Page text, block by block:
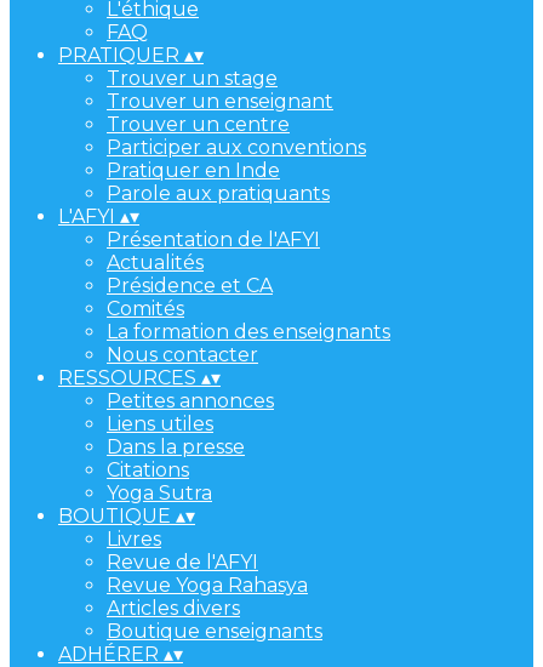
L'éthique
FAQ
PRATIQUER ▴▾
Trouver un stage
Trouver un enseignant
Trouver un centre
Participer aux conventions
Pratiquer en Inde
Parole aux pratiquants
L'AFYI ▴▾
Présentation de l'AFYI
Actualités
Présidence et CA
Comités
La formation des enseignants
Nous contacter
RESSOURCES ▴▾
Petites annonces
Liens utiles
Dans la presse
Citations
Yoga Sutra
BOUTIQUE ▴▾
Livres
Revue de l'AFYI
Revue Yoga Rahasya
Articles divers
Boutique enseignants
ADHÉRER ▴▾